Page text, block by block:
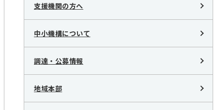
支援機関の方へ
中小機構について
調達・公募情報
地域本部